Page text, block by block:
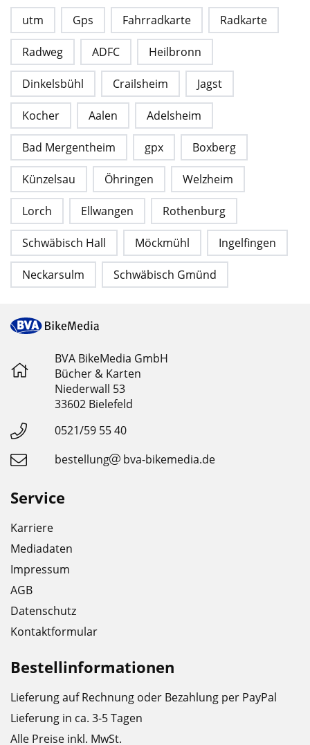
utm Gps Fahrradkarte Radkarte
Radweg ADFC Heilbronn
Dinkelsbühl Crailsheim Jagst
Kocher Aalen Adelsheim
Bad Mergentheim gpx Boxberg
Künzelsau Öhringen Welzheim
Lorch Ellwangen Rothenburg
Schwäbisch Hall Möckmühl Ingelfingen
Neckarsulm Schwäbisch Gmünd
BVA BikeMedia GmbH
Bücher & Karten
Niederwall 53
33602 Bielefeld
0521/59 55 40
bestellung
bva-bikemedia.de
Service
Karriere
Mediadaten
Impressum
AGB
Datenschutz
Kontaktformular
Bestellinformationen
Lieferung auf Rechnung oder Bezahlung per PayPal
Lieferung in ca. 3-5 Tagen
Alle Preise inkl. MwSt.